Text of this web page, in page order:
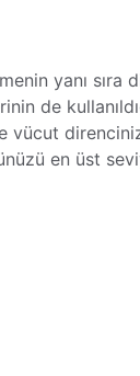
yanı sıra
de
vücut
en üst